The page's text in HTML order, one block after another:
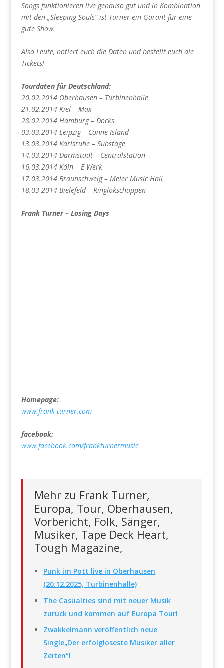
Songs funktionieren live genauso gut und in Kombination
mit den „Sleeping Souls“ ist Turner ein Garant für eine
gute Show.
Also Leute, notiert euch die Daten und bestellt euch die
Tickets!
Tourdaten für Deutschland:
20.02.2014 Oberhausen – Turbinenhalle
21.02.2014 Kiel – Max
28.02.2014 Hamburg – Docks
03.03.2014 Leipzig – Conne Island
13.03.2014 Karlsruhe – Substage
14.03.2014 Darmstadt – Centralstation
16.03.2014 Köln – E-Werk
17.03.2014 Braunschweig – Meier Music Hall
18.03 2014 Bielefeld – Ringlokschuppen
Frank Turner – Losing Days
Homepage:
www.frank-turner.com
facebook:
www.facebook.com/frankturnermusic
Mehr zu Frank Turner,
Europa, Tour, Oberhausen,
Vorbericht, Folk, Sänger,
Musiker, Tape Deck Heart,
Tough Magazine,
Punk im Pott live in Oberhausen
(20.12.2025, Turbinenhalle)
The Casualties sind mit neuer Musik
zurück und kommen auf Europa Tour!
Zwakkelmann veröffentlich neue
Single„Der erfolgloseste Musiker aller
Zeiten“!